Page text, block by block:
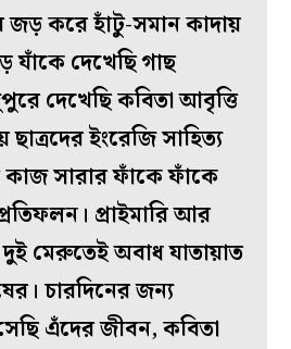
জড় করে হাঁটু-সমান কাদায়
যাঁকে দেখেছি গাছ
দেখেছি কবিতা আবৃত্তি
ইংরেজি সাহিত্য
সারার ফাঁকে ফাঁকে
প্রাইমারি আর
দুই মেরুতেই অবাধ যাতায়াত
চারদিনের জন্য
এঁদের জীবন, কবিতা